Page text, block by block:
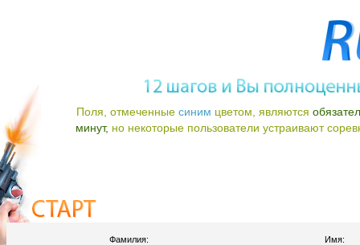
Поля, отмеченные синим цветом, являются
минут, но некоторые пользователи устраивают
Фамилия: Имя: